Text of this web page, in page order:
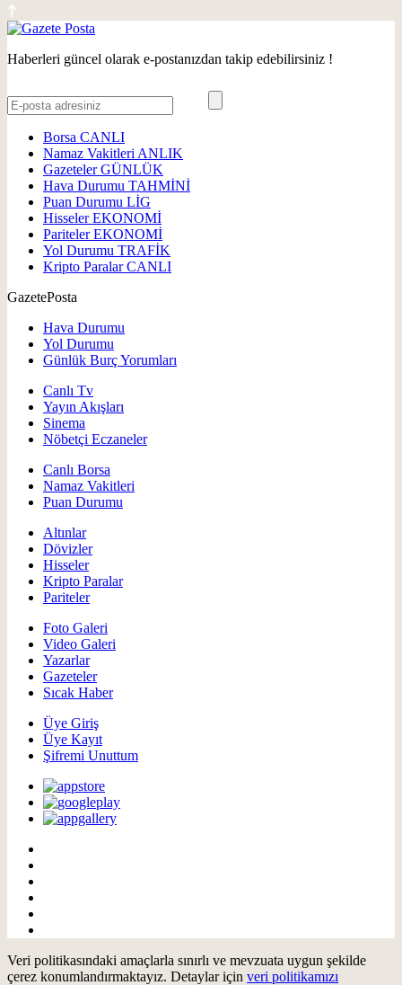
Haberleri güncel olarak e-postanızdan takip edebilirsiniz !
Borsa CANLI
Namaz Vakitleri ANLIK
GazetelerGÜNLÜK
Hava Durumu TAHMİNİ
Puan Durumu LİG
HisselerEKONOMİ
ParitelerEKONOMİ
Yol Durumu TRAFİK
Kripto ParalarCANLI
GazetePosta
Hava Durumu
Yol Durumu
Günlük Burç Yorumları
Canlı Tv
Yayın Akışları
Sinema
Nöbetçi Eczaneler
Canlı Borsa
Namaz Vakitleri
Puan Durumu
Altınlar
Dövizler
Hisseler
Kripto Paralar
Pariteler
Foto Galeri
Video Galeri
Yazarlar
Gazeteler
Sıcak Haber
Üye Giriş
Üye Kayıt
Şifremi Unuttum
Veri politikasındaki amaçlarla sınırlı ve mevzuata uygun şekilde
çerez konumlandırmaktayız. Detaylar için veri politikamızı